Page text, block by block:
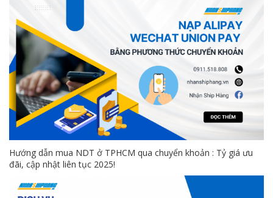
Hướng dẫn mua NDT ở TPHCM qua chuyển khoản : Tỷ giá ưu
đãi, cập nhật liên tục 2025!